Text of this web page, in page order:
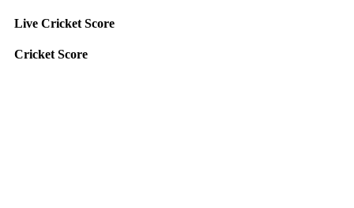
Live Cricket Score
Cricket Score